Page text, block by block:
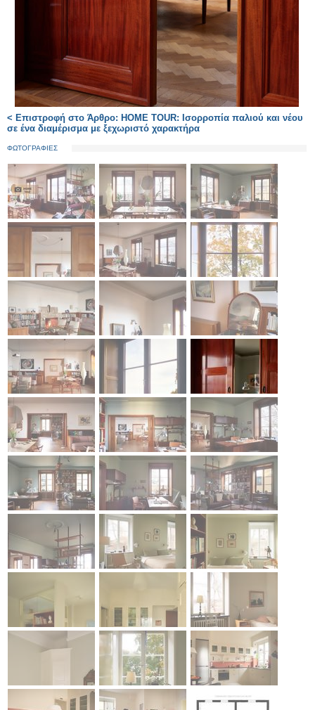
< Επιστροφή στο Άρθρο: HOME TOUR: Ισορροπία παλιού και νέου
σε ένα διαμέρισμα με ξεχωριστό χαρακτήρα
ΦΩΤΟΓΡΑΦΙΕΣ